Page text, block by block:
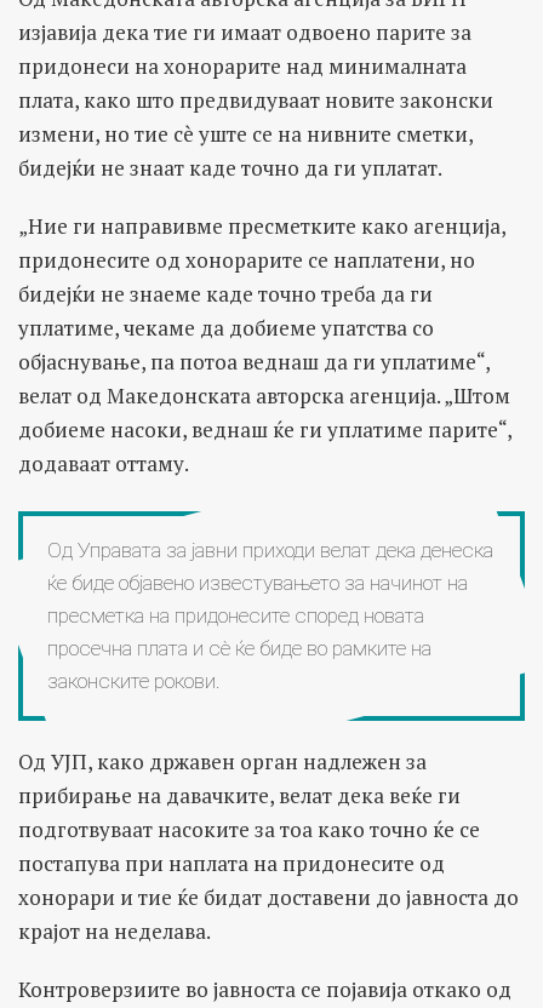
изјавија дека тие ги имаат одвоено парите за
придонеси на хонорарите над минималната
плата, како што предвидуваат новите законски
измени, но тие сè уште се на нивните сметки,
бидејќи не знаат каде точно да ги уплатат.
„Ние ги направивме пресметките како агенција,
придонесите од хонорарите се наплатени, но
бидејќи не знаеме каде точно треба да ги
уплатиме, чекаме да добиеме упатства со
објаснување, па потоа веднаш да ги уплатиме“,
велат од Македонската авторска агенција. „Штом
добиеме насоки, веднаш ќе ги уплатиме парите“,
додаваат оттаму.
Од Управата за јавни приходи велат дека денеска
ќе биде објавено известувањето за начинот на
пресметка на придонесите според новата
просечна плата и сè ќе биде во рамките на
законските рокови.
Од УЈП, како државен орган надлежен за
прибирање на давачките, велат дека веќе ги
подготвуваат насоките за тоа како точно ќе се
постапува при наплата на придонесите од
хонорари и тие ќе бидат доставени до јавноста до
крајот на неделава.
Контроверзиите во јавноста се појавија откако од